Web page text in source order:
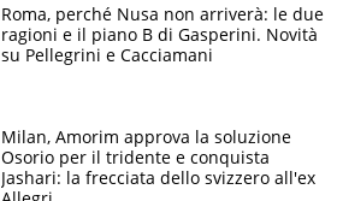
Roma, perché Nusa non arriverà: le due
ragioni e il piano B di Gasperini. Novità
su Pellegrini e Cacciamani
Milan, Amorim approva la soluzione
Osorio per il tridente e conquista
Jashari: la frecciata dello svizzero all'ex